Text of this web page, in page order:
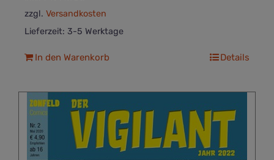
zzgl. Versandkosten
Lieferzeit: 3-5 Werktage
In den Warenkorb Details